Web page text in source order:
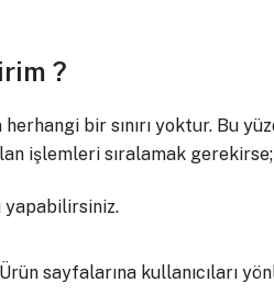
?
bir sınırı yoktur. Bu
işlemleri sıralamak gerekirse;
yapabilirsiniz.
sayfalarına kullanıcıları